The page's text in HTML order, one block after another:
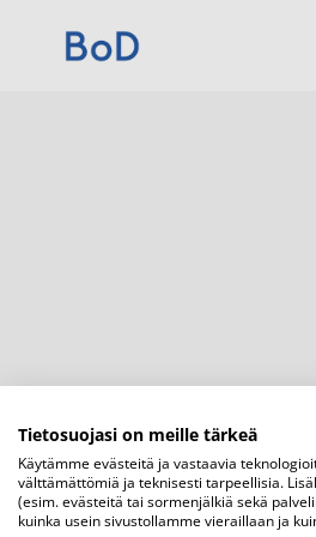
Tietosuojasi on meille tärkeä
Käytämme evästeitä ja vastaavia
välttämättömiä ja teknisesti tarpeellisia.
(esim. evästeitä tai sormenjälkiä sekä
kuinka usein sivustollamme vieraillaan ja